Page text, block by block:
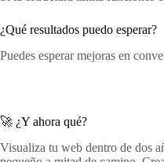
¿Qué resultados puedo esperar?
Puedes esperar mejoras en
🚀 ¿Y ahora qué?
Visualiza tu web dentro de dos